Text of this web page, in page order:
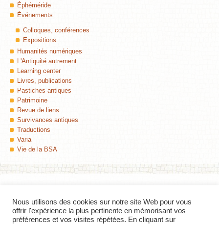
Éphéméride
Événements
Colloques, conférences
Expositions
Humanités numériques
L'Antiquité autrement
Learning center
Livres, publications
Pastiches antiques
Patrimoine
Revue de liens
Survivances antiques
Traductions
Varia
Vie de la BSA
Colophon
Nous utilisons des cookies sur notre site Web pour vous
offrir l'expérience la plus pertinente en mémorisant vos
préférences et vos visites répétées. En cliquant sur